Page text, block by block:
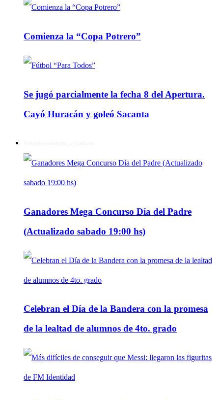
Comienza la “Copa Potrero”
Se jugó parcialmente la fecha 8 del Apertura.
Cayó Huracán y goleó Sacanta
Ganadores Mega Concurso Día del Padre
(Actualizado sabado 19:00 hs)
Celebran el Día de la Bandera con la promesa
de la lealtad de alumnos de 4to. grado